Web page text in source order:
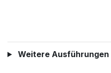
Weitere